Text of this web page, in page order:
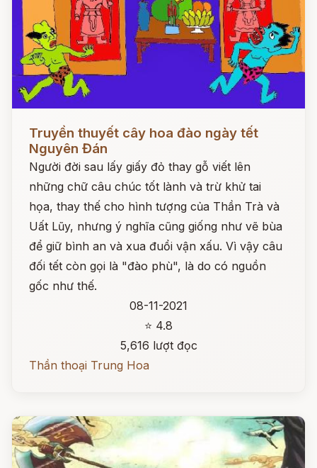
Đọc ngay
Truyền thuyết cây hoa đào ngày tết
Nguyên Đán
Người đời sau lấy giấy đỏ thay gỗ viết lên
những chữ câu chúc tốt lành và trừ khử tai
họa, thay thế cho hình tượng của Thần Trà và
Uất Lũy, nhưng ý nghĩa cũng giống như vẽ bùa
để giữ bình an và xua đuổi vận xấu. Vì vậy câu
đối tết còn gọi là "đào phù", là do có nguồn
gốc như thế.
08-11-2021
⭐ 4.8
5,616 lượt đọc
Thần thoại Trung Hoa